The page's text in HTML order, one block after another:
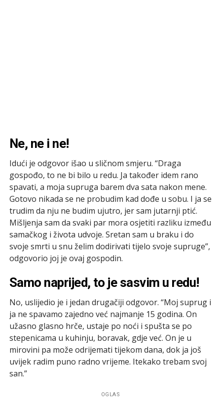
Ne, ne i ne!
Idući je odgovor išao u sličnom smjeru. “Draga
gospođo, to ne bi bilo u redu. Ja također idem rano
spavati, a moja supruga barem dva sata nakon mene.
Gotovo nikada se ne probudim kad dođe u sobu. I ja se
trudim da nju ne budim ujutro, jer sam jutarnji ptić.
Mišljenja sam da svaki par mora osjetiti razliku između
samačkog i života udvoje. Sretan sam u braku i do
svoje smrti u snu želim dodirivati tijelo svoje supruge”,
odgovorio joj je ovaj gospodin.
Samo naprijed, to je sasvim u redu!
No, uslijedio je i jedan drugačiji odgovor. “Moj suprug i
ja ne spavamo zajedno već najmanje 15 godina. On
užasno glasno hrče, ustaje po noći i spušta se po
stepenicama u kuhinju, boravak, gdje već. On je u
mirovini pa može odrijemati tijekom dana, dok ja još
uvijek radim puno radno vrijeme. Itekako trebam svoj
san.”
OGLAS